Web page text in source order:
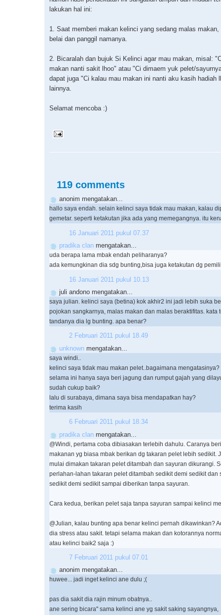
lakukan hal ini:
1. Saat memberi makan kelinci yang sedang malas
belai dan panggil namanya.
2. Bicaralah dan bujuk Si Kelinci agar mau makan, misal:
makan nanti sakit lhoo" atau "Ci dimaem yuk pelet/
dapat juga "Ci kalau mau makan ini nanti aku kasih hadiah
lainnya.
Selamat mencoba :)
119 comments
anonim mengatakan...
hallo saya endah. selain kelinci saya tidak mau makan, kalau
gemetar. seperti ketakutan jika ada yang memegangnya. itu
16 Januari 2011 pukul 07.37
pradika clan mengatakan...
uda berapa lama mbak endah peliharanya?
ada kemungkinan dia sdg bunting,bisa juga ketakutan dg
16 Januari 2011 pukul 10.13
juli andono mengatakan...
saya julian. kelinci saya (betina) kok akhir2 ini jadi lebih suka
pojokan sangkarnya, malas makan dan malas beraktifitas. kata
tandanya dia lg bunting. apa benar?
2 Februari 2011 pukul 18.49
unknown mengatakan...
saya windi..
kelinci saya tidak mau makan pelet..bagaimana mengatasinya?
selama ini hanya saya beri jagung dan rumput gajah yang
sudah cukup baik?
lalu di surabaya, dimana saya bisa mendapatkan hay?
terima kasih
6 Februari 2011 pukul 18.34
pradika clan mengatakan...
@Windi, pertama coba dibiasakan terlebih dahulu. Caranya
makanan yg biasa mbak berikan dg takaran pelet lebih sedikit.
mulai dimakan takaran pelet ditambah dan sayuran dikurangi.
perlahan-lahan takaran pelet ditambah sedikit demi sedikit dan
sedikit demi sedikit sampai diberikan tanpa sayuran.
Cara kedua, berikan pelet saja tanpa sayuran sampai kelinci
@Julian, kalau bunting apa benar kelinci pernah dikawinkan?
dia stress atau sakit. tetapi selama makan dan kotorannya
atau kelinci baik2 saja :)
7 Februari 2011 pukul 07.01
anonim mengatakan...
huwee... jadi inget kelinci ane dulu ;(
pas dia sakit dia rajin minum obatnya..
ane sering bicara'' sama kelinci ane yg sakit saking sayangnya,